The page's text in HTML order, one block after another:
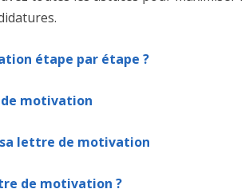
étape par étape ?
motivation
sa lettre de motivation
de motivation ?